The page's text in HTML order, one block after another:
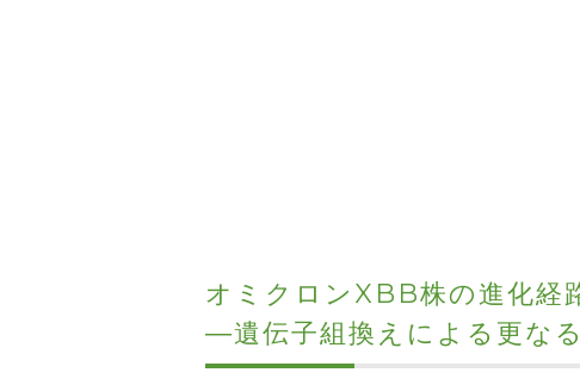
オミクロンXBB株の進化経
―遺伝子組換えによる更な